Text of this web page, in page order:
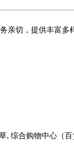
亲切，提供丰富多
, 综合购物中心（百